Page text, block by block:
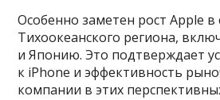
Особенно заметен рост Apple в
Тихоокеанского региона,
и Японию. Это подтверждает
к iPhone и эффективность
компании в этих